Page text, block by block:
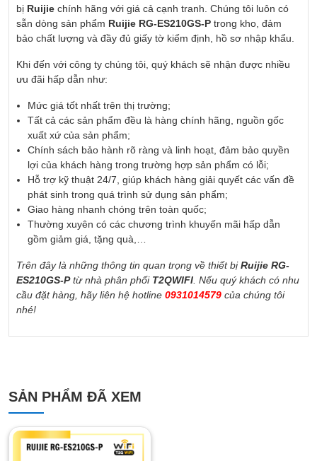
bị Ruijie chính hãng với giá cả cạnh tranh. Chúng tôi luôn có
sẵn dòng sản phẩm Ruijie RG-ES210GS-P trong kho, đảm
bảo chất lượng và đầy đủ giấy tờ kiểm định, hồ sơ nhập khẩu.
Khi đến với công ty chúng tôi, quý khách sẽ nhận được nhiều
ưu đãi hấp dẫn như:
Mức giá tốt nhất trên thị trường;
Tất cả các sản phẩm đều là hàng chính hãng, nguồn gốc
xuất xứ của sản phẩm;
Chính sách bảo hành rõ ràng và linh hoạt, đảm bảo quyền
lợi của khách hàng trong trường hợp sản phẩm có lỗi;
Hỗ trợ kỹ thuật 24/7, giúp khách hàng giải quyết các vấn đề
phát sinh trong quá trình sử dụng sản phẩm;
Giao hàng nhanh chóng trên toàn quốc;
Thường xuyên có các chương trình khuyến mãi hấp dẫn
gồm giảm giá, tặng quà,…
Trên đây là những thông tin quan trọng về thiết bịRuijie RG-
ES210GS-P từ nhà phân phối T2QWIFI . Nếu quý khách có nhu
cầu đặt hàng, hãy liên hệ hotline 0931014579 của chúng tôi
nhé!
SẢN PHẨM ĐÃ XEM